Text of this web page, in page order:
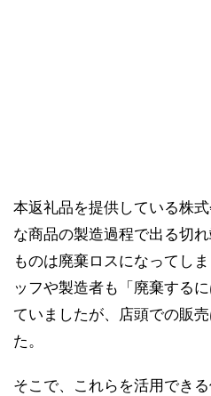
本返礼品を提供している株
な商品の製造過程で出る切
ものは廃棄ロスになってし
ッフや製造者も「廃棄する
ていましたが、店頭での販
た。
そこで、これらを活用でき